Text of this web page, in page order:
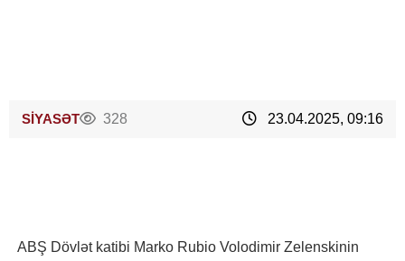
SİYASƏT 328 23.04.2025, 09:16
ABŞ Dövlət katibi Marko Rubio Volodimir Zelenskinin